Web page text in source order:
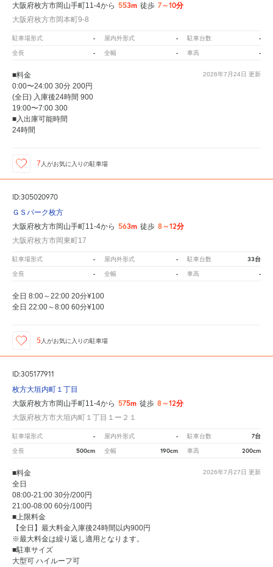
大阪府枚方市岡山手町11-4から 553m 徒歩 7～10分
大阪府枚方市岡本町9-8
駐車場形式 - 屋内外形式 - 駐車台数 -
全長 - 全幅 - 車高 -
2026年7月24日 更新
■料金
0:00〜24:00 30分 200円
(全日) 入庫後24時間 900
19:00〜7:00 300
■入出庫可能時間
24時間
7 人がお気に入りの駐車場
ID:305020970
ＧＳパーク枚方
大阪府枚方市岡山手町11-4から 563m 徒歩 8～12分
大阪府枚方市岡東町17
駐車場形式 - 屋内外形式 - 駐車台数 33台
全長 - 全幅 - 車高 -
全日 8:00～22:00 20分¥100
全日 22:00～8:00 60分¥100
5人がお気に入りの駐車場
ID:305177911
枚方大垣内町１丁目
大阪府枚方市岡山手町11-4から 575m 徒歩 8～12分
大阪府枚方市大垣内町１丁目１ー２１
駐車場形式 - 屋内外形式 - 駐車台数 7台
全長 500cm 全幅 190cm 車高 200cm
2026年7月27日 更新
■料金
全日
08:00-21:00 30分/200円
21:00-08:00 60分/100円
■上限料金
【全日】最大料金入庫後24時間以内900円
※最大料金は繰り返し適用となります。
■駐車サイズ
大型可 ハイルーフ可